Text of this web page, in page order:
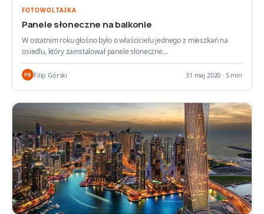
FOTOWOLTAIKA
Panele słoneczne na balkonie
W ostatnim roku głośno było o właścicielu jednego z mieszkań na
osiedlu, który zainstalował panele słoneczne…
FG Filip Górski 31 maj 2020 · 5 min